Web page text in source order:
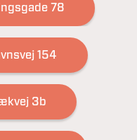
78
154
3b